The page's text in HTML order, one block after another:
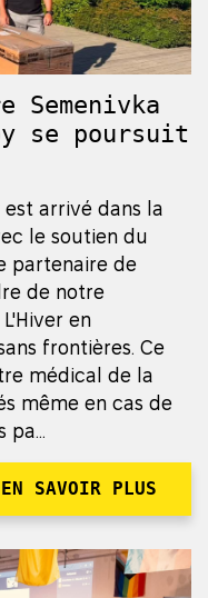
Semenivka
se poursuit
arrivé dans la
le soutien du
partenaire de
de notre
en
frontières. Ce
médical de la
même en cas de
pa...
EN SAVOIR PLUS